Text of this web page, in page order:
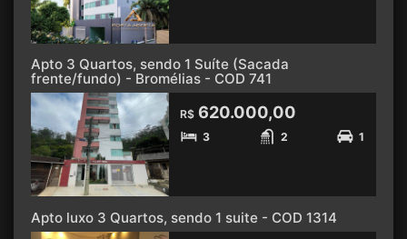
Apto 3 Quartos, sendo 1 Suíte (Sacada
frente/fundo) - Bromélias - COD 741
R$ 620.000,00
3 2 1
Apto luxo 3 Quartos, sendo 1 suite - COD 1314